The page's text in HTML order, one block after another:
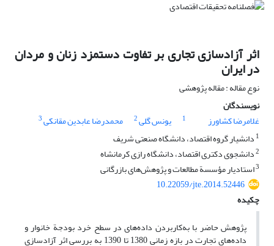
اثر آزادسازی تجاری بر تفاوت دستمزد زنان و مردان
در ایران
نوع مقاله : مقاله پژوهشی
نویسندگان
غلامرضا کشاورز
1 ‌یونس گلی2 محمدرضا عابدین مقانکی3
1 دانشیار گروه اقتصاد، دانشگاه صنعتی شریف
2دانشجوی دکتری اقتصاد، دانشگاه رازی کرمانشاه
3استادیار مؤسسة مطالعات و پژوهش‌های بازرگانی
10.22059/jte.2014.52446
چکیده
پژوهش حاضر با به‌کاربردن داده‌های در سطح خرد بودجة خانوار و
داده‌های تجارت در بازه زمانی 1380 تا 1390 به بررسی اثر آزادسازی